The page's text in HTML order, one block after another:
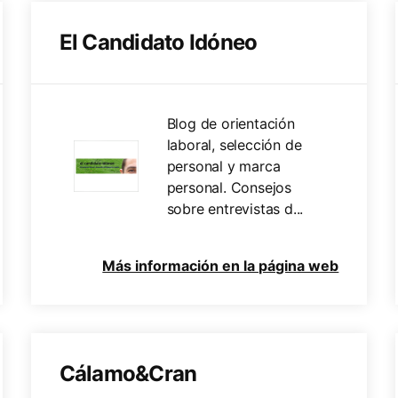
El Candidato Idóneo
Blog de orientación
laboral, selección de
personal y marca
personal. Consejos
sobre entrevistas d...
Más información en la página web
Cálamo&Cran